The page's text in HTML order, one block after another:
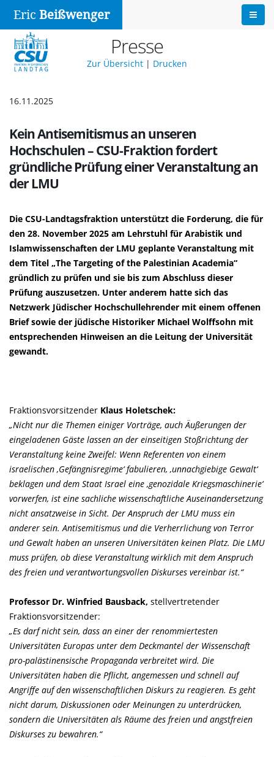
Eric Beißwenger
Presse
Zur Übersicht | Drucken
16.11.2025
Kein Antisemitismus an unseren
Hochschulen – CSU-Fraktion fordert
gründliche Prüfung einer Veranstaltung an
der LMU
Die CSU-Landtagsfraktion unterstützt die Forderung, die für
den 28. November 2025 am Lehrstuhl für Arabistik und
Islamwissenschaften der LMU geplante Veranstaltung mit
dem Titel „The Targeting of the Palestinian Academia“
gründlich zu prüfen und sie bis zum Abschluss dieser
Prüfung auszusetzen. Unter anderem hatte sich das
Netzwerk Jüdischer Hochschullehrender mit einem offenen
Brief sowie der jüdische Historiker Michael Wolffsohn mit
entsprechenden Hinweisen an die Leitung der Universität
gewandt.
Fraktionsvorsitzender Klaus Holetschek:
Nicht nur die Themen einiger Vorträge, auch Äußerungen der
eingeladenen Gäste lassen an der einseitigen Stoßrichtung der
Veranstaltung keine Zweifel: Wenn Referenten von einem
israelischen ‚Gefängnisregime‘ fabulieren, ‚unnachgiebige Gewalt‘
beklagen und dem Staat Israel eine ‚genozidale Kriegsmaschinerie‘
vorwerfen, ist eine sachliche wissenschaftliche Auseinandersetzung
nicht ansatzweise in Sicht. Der Anspruch der LMU muss ein
anderer sein. Antisemitismus und die Verherrlichung von Terror
und Gewalt haben an unseren Universitäten keinen Platz. Die LMU
muss prüfen, ob diese Veranstaltung wirklich mit dem Anspruch
des freien und verantwortungsvollen Diskurses vereinbar ist.“
Professor Dr. Winfried Bausback, stellvertretender
Fraktionsvorsitzender:
Es darf nicht sein, dass an einer der renommiertesten
Universitäten Europas unter dem Deckmantel der Wissenschaft
pro-palästinensische Propaganda verbreitet wird. Die
Universitäten haben die Pflicht, angemessen und schnell auf
Angriffe auf den wissenschaftlichen Diskurs zu reagieren. Es geht
nicht darum, Diskussionen oder Meinungen zu unterdrücken,
sondern die Universitäten als Räume des freien und angstfreien
Diskurses zu bewahren.“